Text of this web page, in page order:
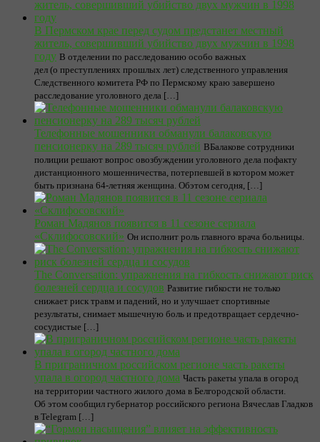
В Пермском крае перед судом предстанет местный
житель, совершивший убийство двух мужчин в 1998
году В отделении по расследованию особо важных
дел (о преступлениях прошлых лет) следственного управления
Следственного комитета РФ по Пермскому краю завершено
расследование уголовного дела […]
Телефонные мошенники обманули балаковскую
пенсионерку на 289 тысяч рублей ВБалакове сотрудники
полиции решают вопрос овозбуждении уголовного дела пофакту
дистанционного мошенничества, потерпевшей в котором может
быть признана 64-летняя женщина. Обэтом сегодня, […]
Роман Мадянов появится в 11 сезоне сериала
«Склифосовский» Он исполнит роль главного врача больницы.
The Conversation: упражнения на гибкость снижают риск
болезней сердца и сосудов Развитие гибкости не только
снижает риск травм и падений, но и улучшает спортивные
результаты, снимает мышечную боль и предотвращает сердечно-
сосудистые […]
В приграничном российском регионе часть ракеты
упала в огород частного дома Часть ракеты упала в огород
на территории частного жилого дома в Белгородской области.
Об этом сообщил губернатор российского региона Вячеслав Гладков
в Telegram […]